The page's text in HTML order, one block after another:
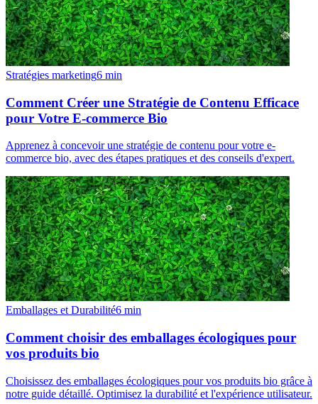
Stratégies marketing6 min
Comment Créer une Stratégie de Contenu Efficace
pour Votre E-commerce Bio
Apprenez à concevoir une stratégie de contenu pour votre e-
commerce bio, avec des étapes pratiques et des conseils d'expert.
Emballages et Durabilité6 min
Comment choisir des emballages écologiques pour
vos produits bio
Choisissez des emballages écologiques pour vos produits bio grâce à
notre guide détaillé. Optimisez la durabilité et l'expérience utilisateur.